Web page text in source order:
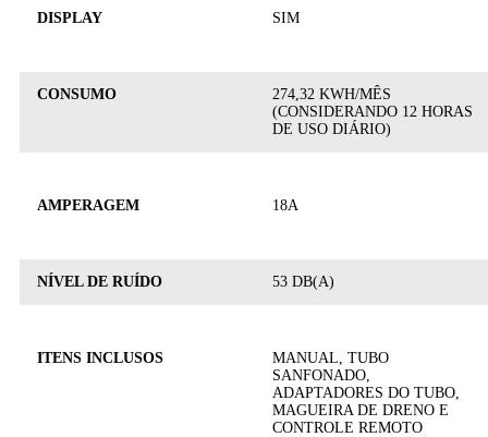
DISPLAY SIM
CONSUMO
274,32 KWH/MÊS
(CONSIDERANDO 12 HORAS
DE USO DIÁRIO)
AMPERAGEM 18A
NÍVEL DE RUÍDO 53 DB(A)
ITENS INCLUSOS
MANUAL, TUBO
SANFONADO,
ADAPTADORES DO TUBO,
MAGUEIRA DE DRENO E
CONTROLE REMOTO